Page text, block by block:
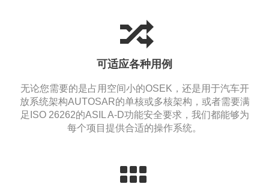
可适应各种用例
无论您需要的是占用空间小的OSEK，还是用于汽车开
放系统架构AUTOSAR的单核或多核架构，或者需要满
足ISO 26262的ASIL A-D功能安全要求，我们都能够为
每个项目提供合适的操作系统。